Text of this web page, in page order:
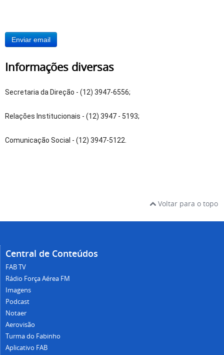
Enviar email
Informações diversas
Secretaria da Direção - (12) 3947-6556;
Relações Institucionais - (12) 3947 - 5193;
Comunicação Social - (12) 3947-5122.
Voltar para o topo
Central de Conteúdos
FAB TV
Rádio Força Aérea FM
Imagens
Podcast
Notaer
Aerovisão
Turma do Fabinho
Aplicativo FAB